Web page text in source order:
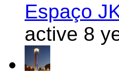
Espaço
active 8